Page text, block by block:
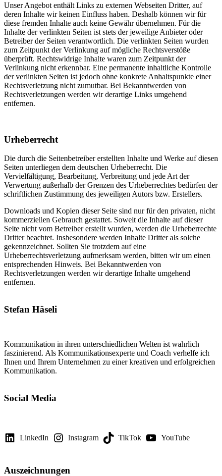
Unser Angebot enthält Links zu externen Webseiten Dritter, auf
deren Inhalte wir keinen Einfluss haben. Deshalb können wir für
diese fremden Inhalte auch keine Gewähr übernehmen. Für die
Inhalte der verlinkten Seiten ist stets der jeweilige Anbieter oder
Betreiber der Seiten verantwortlich. Die verlinkten Seiten wurden
zum Zeitpunkt der Verlinkung auf mögliche Rechtsverstöße
überprüft. Rechtswidrige Inhalte waren zum Zeitpunkt der
Verlinkung nicht erkennbar. Eine permanente inhaltliche Kontrolle
der verlinkten Seiten ist jedoch ohne konkrete Anhaltspunkte einer
Rechtsverletzung nicht zumutbar. Bei Bekanntwerden von
Rechtsverletzungen werden wir derartige Links umgehend
entfernen.
Urheberrecht
Die durch die Seitenbetreiber erstellten Inhalte und Werke auf diesen
Seiten unterliegen dem deutschen Urheberrecht. Die
Vervielfältigung, Bearbeitung, Verbreitung und jede Art der
Verwertung außerhalb der Grenzen des Urheberrechtes bedürfen der
schriftlichen Zustimmung des jeweiligen Autors bzw. Erstellers.
Downloads und Kopien dieser Seite sind nur für den privaten, nicht
kommerziellen Gebrauch gestattet. Soweit die Inhalte auf dieser
Seite nicht vom Betreiber erstellt wurden, werden die Urheberrechte
Dritter beachtet. Insbesondere werden Inhalte Dritter als solche
gekennzeichnet. Sollten Sie trotzdem auf eine
Urheberrechtsverletzung aufmerksam werden, bitten wir um einen
entsprechenden Hinweis. Bei Bekanntwerden von
Rechtsverletzungen werden wir derartige Inhalte umgehend
entfernen.
Stefan Häseli
Kommunikation in ihren unterschiedlichen Welten ist wahrlich
faszinierend. Als Kommunikationsexperte und Coach verhelfe ich
Ihnen und Ihrem Unternehmen zu einer kreativen und erfolgreichen
Kommunikation.
Social Media
LinkedIn Instagram TikTok YouTube
Auszeichnungen